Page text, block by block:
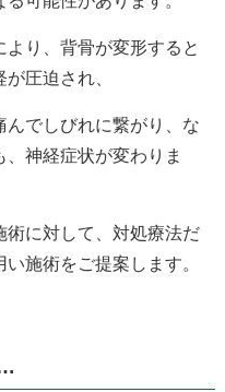
り、背骨が変形すると
圧迫され、
んでしびれに繋がり、な
神経症状が変わりま
術に対して、対処療法だ
施術をご提案します。